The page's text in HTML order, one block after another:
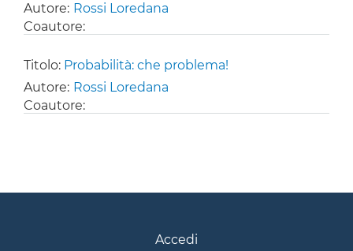
Autore: Rossi Loredana
Coautore:
Titolo: Probabilità: che problema!
Autore: Rossi Loredana
Coautore:
Accedi